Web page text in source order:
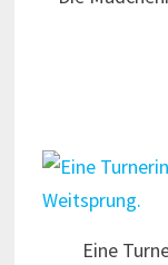
Eine